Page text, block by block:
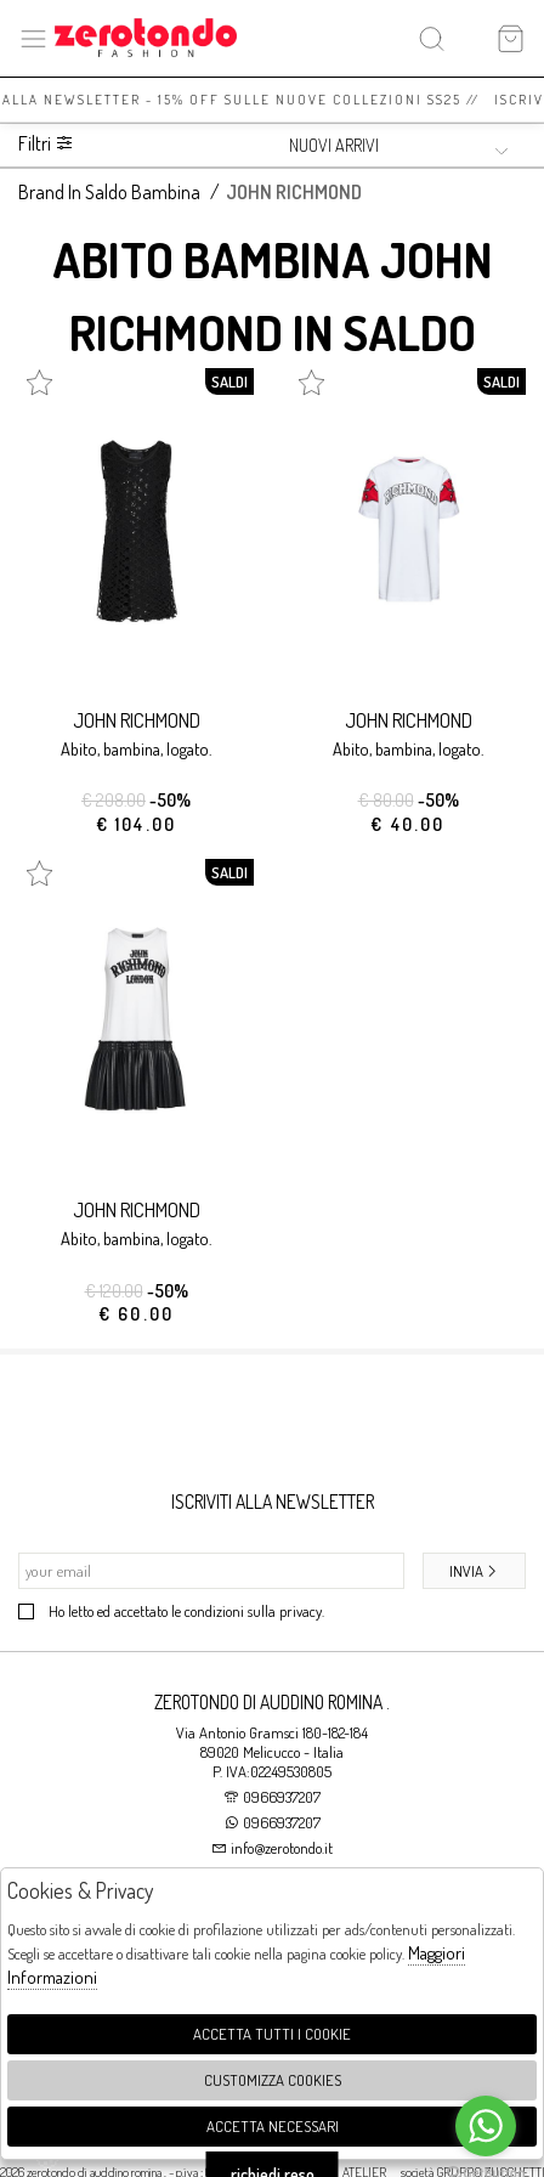
NEWSLETTER - 15% OFF SULLE NUOVE COLLEZIONI SS25 //
Filtri
Brand In Saldo Bambina / JOHN RICHMOND
ABITO BAMBINA JOHN
RICHMOND IN SALDO
SALDI
JOHN RICHMOND
abito, bambina, logato.
€ 208.00-50%
€ 104.00
SALDI
JOHN RICHMOND
abito, bambina, logato.
€ 80.00-50%
€ 40.00
SALDI
JOHN RICHMOND
abito, bambina, logato.
€ 120.00-50%
€ 60.00
ISCRIVITI ALLA NEWSLETTER
Ho letto ed accettato le condizioni sulla privacy.
INVIA
ZEROTONDO DI AUDDINO ROMINA .
Via Antonio Gramsci 180-182-184
89020 Melicucco - Italia
P. IVA:02249530805
0966937207
0966937207
info@zerotondo.it
Orari di apertura
LUNEDI: CHIUSO LA MATTINA - DALLE 16:00 ALLE 20:00 DAL MARTEDI AL
2026 zerotondo di auddino romina . - p.iva : 02249530805 powered byATELIER societàGRUPPO ZUCCHETTI
FOLLOW US
🍪
Cookies & Privacy
Questo sito si avvale di cookie di profilazione utilizzati per ads/contenuti personalizzati.
Scegli se accettare o disattivare tali cookie nella pagina cookie policy. Maggiori
Informazioni
ACCETTA TUTTI I COOKIE
CUSTOMIZZA COOKIES
ACCETTA NECESSARI